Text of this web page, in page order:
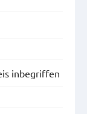
inbegriffen